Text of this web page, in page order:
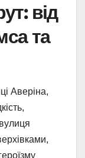
від
та
Аверіна,